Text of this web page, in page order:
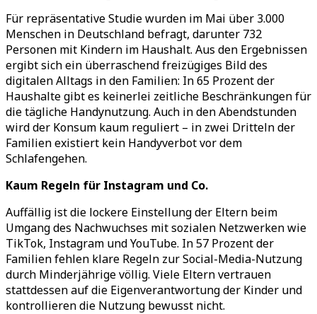
Für repräsentative Studie wurden im Mai über 3.000
Menschen in Deutschland befragt, darunter 732
Personen mit Kindern im Haushalt. Aus den Ergebnissen
ergibt sich ein überraschend freizügiges Bild des
digitalen Alltags in den Familien: In 65 Prozent der
Haushalte gibt es keinerlei zeitliche Beschränkungen für
die tägliche Handynutzung. Auch in den Abendstunden
wird der Konsum kaum reguliert – in zwei Dritteln der
Familien existiert kein Handyverbot vor dem
Schlafengehen.
Kaum Regeln für Instagram und Co.
Auffällig ist die lockere Einstellung der Eltern beim
Umgang des Nachwuchses mit sozialen Netzwerken wie
TikTok, Instagram und YouTube. In 57 Prozent der
Familien fehlen klare Regeln zur Social-Media-Nutzung
durch Minderjährige völlig. Viele Eltern vertrauen
stattdessen auf die Eigenverantwortung der Kinder und
kontrollieren die Nutzung bewusst nicht.